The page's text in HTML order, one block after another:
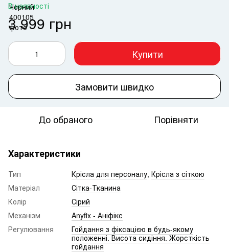
В наявності
3 999 грн
Купити
Замовити швидко
До обраного Порівняти
Характеристики
Тип Крісла для персоналу, Крісла з сіткою
Матеріал
Сітка-Тканина
Колір
Сірий
Механізм
Anyfix - Аніфікс
Регулювання
Гойдання з фіксацією в будь-якому
положенні. Висота сидіння. Жорсткість
гойдання